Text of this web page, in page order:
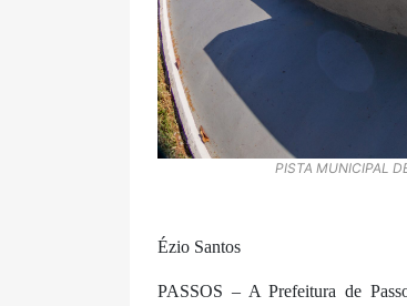
PISTA MUNICIPAL
Ézio Santos
PASSOS – A Prefeitura de